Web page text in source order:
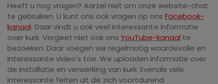
Heeft u nog vragen? Aarzel niet om onze website-chat
te gebruiken. U kunt ons ook vragen op ons Facebook-
kanaal. Daar vindt u ook veel interessante informatie
over kurk. Vergeet niet ook ons ​​ YouTube-kanaal te
bezoeken. Daar voegen we regelmatig waardevolle en
interessante video's toe. We uploaden informatie over
de installatie en verwerking van kurk. Evenals vele
interessante feiten uit de zich voortdurend